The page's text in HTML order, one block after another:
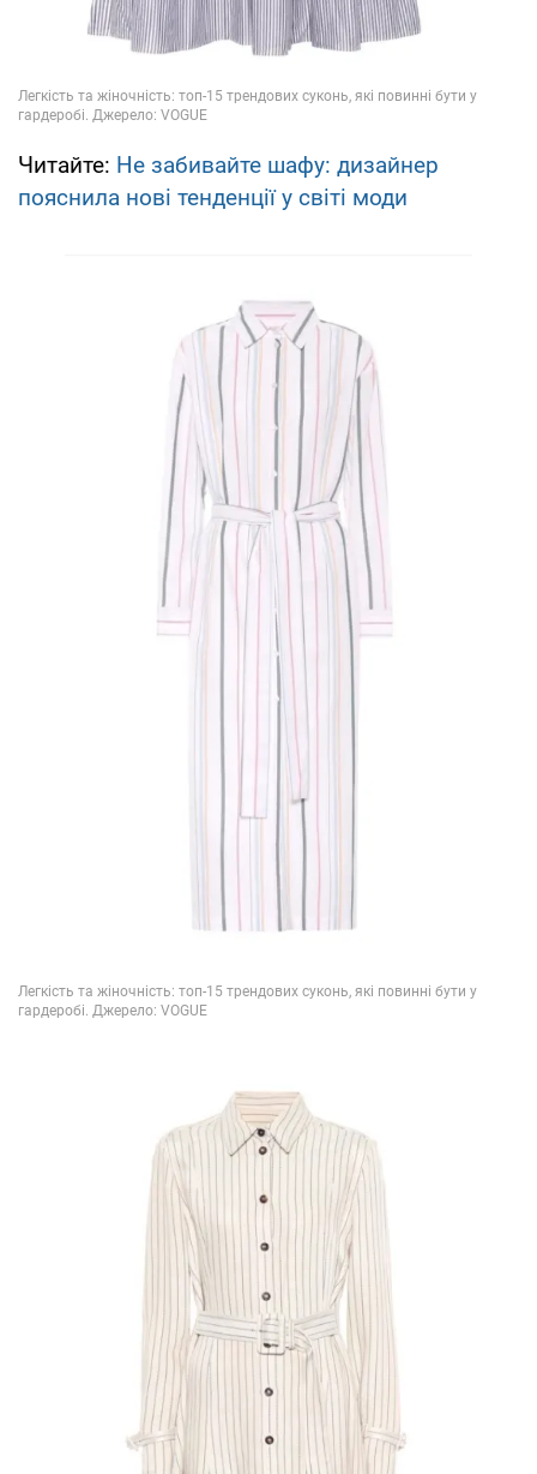
Читайте: Не забивайте шафу: дизайнер
пояснила нові тенденції у світі моди